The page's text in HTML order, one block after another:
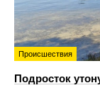
Происшествия
Подросток